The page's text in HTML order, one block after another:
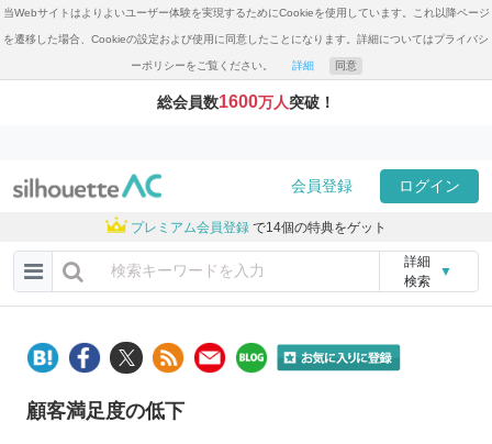
当Webサイトはよりよいユーザー体験を実現するためにCookieを使用しています。これ以降ページ
を遷移した場合、Cookieの設定および使用に同意したことになります。詳細についてはプライバシ
ーポリシーをご覧ください。 詳細 同意
総会員数1600万人突破！
会員登録 ログイン
プレミアム会員登録 で14個の特典をゲット
詳細
検索
▼
顧客満足度の低下